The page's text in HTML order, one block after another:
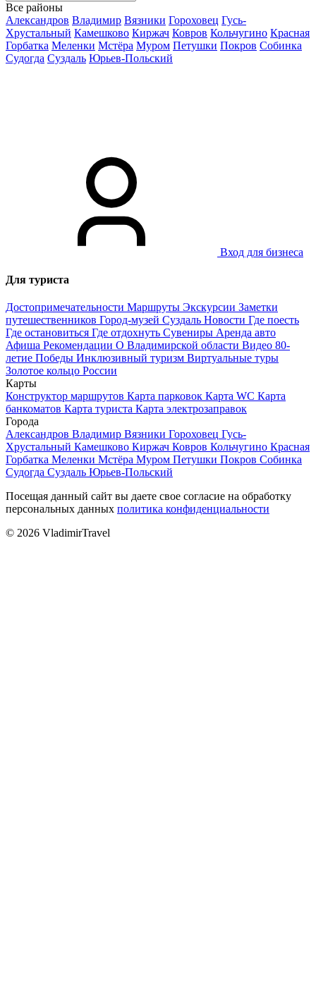
Все районы
Александров Владимир Вязники Гороховец Гусь-
Хрустальный Камешково Киржач Ковров Кольчугино Красная
Горбатка Меленки Мстёра Муром Петушки Покров Собинка
Судогда Суздаль Юрьев-Польский
Вход для бизнеса
Для туриста
Достопримечательности Маршруты Экскурсии Заметки
путешественников Город-музей Суздаль Новости Где поесть
Где остановиться Где отдохнуть Сувениры Аренда авто
Афиша Рекомендации О Владимирской области Видео 80-
летие Победы Инклюзивный туризм Виртуальные туры
Золотое кольцо России
Карты
Конструктор маршрутов Карта парковок Карта WC Карта
банкоматов Карта туриста Карта электрозаправок
Города
Александров Владимир Вязники Гороховец Гусь-
Хрустальный Камешково Киржач Ковров Кольчугино Красная
Горбатка Меленки Мстёра Муром Петушки Покров Собинка
Судогда Суздаль Юрьев-Польский
Посещая данный сайт вы даете свое согласие на обработку
персональных данных политика конфиденциальности
© 2026 VladimirTravel